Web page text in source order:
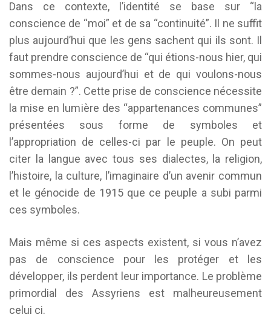
Dans ce contexte, l’identité se base sur “la
conscience de “moi” et de sa “continuité”. Il ne suffit
plus aujourd’hui que les gens sachent qui ils sont. Il
faut prendre conscience de “qui étions-nous hier, qui
sommes-nous aujourd’hui et de qui voulons-nous
être demain ?”. Cette prise de conscience nécessite
la mise en lumière des “appartenances communes”
présentées sous forme de symboles et
l’appropriation de celles-ci par le peuple. On peut
citer la langue avec tous ses dialectes, la religion,
l’histoire, la culture, l’imaginaire d’un avenir commun
et le génocide de 1915 que ce peuple a subi parmi
ces symboles.
Mais même si ces aspects existent, si vous n’avez
pas de conscience pour les protéger et les
développer, ils perdent leur importance. Le problème
primordial des Assyriens est malheureusement
celui ci.